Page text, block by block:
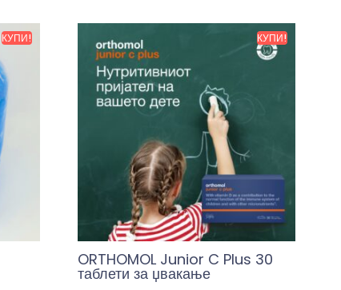
КУПИ! КУПИ!
ORTHOMOL Junior C Plus 30
таблети за џвакање